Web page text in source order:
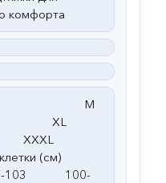
комфорта
M
клетки (см)
103 100-